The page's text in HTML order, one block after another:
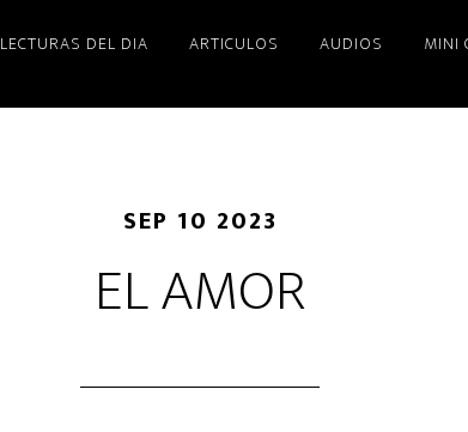
LECTURAS DEL DIA ARTICULOS AUDIOS MINI
SEP 10 2023
EL AMOR